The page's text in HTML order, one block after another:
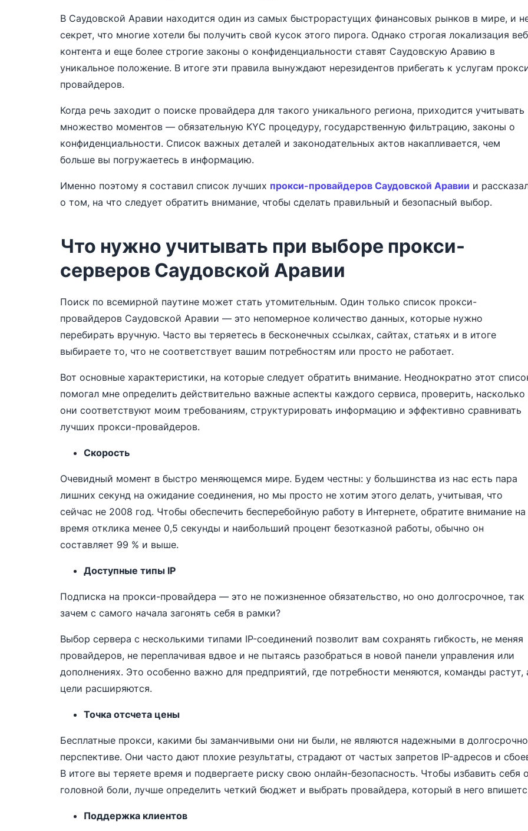
В Саудовской Аравии находится один из самых быстрорастущих финансовых рынков в мире, и
секрет, что многие хотели бы получить свой кусок этого пирога. Однако строгая локализация
контента и еще более строгие законы о конфиденциальности ставят Саудовскую Аравию в
уникальное положение. В итоге эти правила вынуждают нерезидентов прибегать к услугам
провайдеров.
Когда речь заходит о поиске провайдера для такого уникального региона, приходится учитывать
множество моментов — обязательную KYС процедуру, государственную фильтрацию, законы о
конфиденциальности. Список важных деталей и законодательных актов накапливается, чем
больше вы погружаетесь в информацию.
Именно поэтому я составил список лучших прокси-провайдеров Саудовской Аравии и
о том, на что следует обратить внимание, чтобы сделать правильный и безопасный выбор.
Что нужно учитывать при выборе прокси-
серверов Саудовской Аравии
Поиск по всемирной паутине может стать утомительным. Один только список прокси-
провайдеров Саудовской Аравии — это непомерное количество данных, которые нужно
перебирать вручную. Часто вы теряетесь в бесконечных ссылках, сайтах, статьях и в итоге
выбираете то, что не соответствует вашим потребностям или просто не работает.
Вот основные характеристики, на которые следует обратить внимание. Неоднократно этот
помогал мне определить действительно важные аспекты каждого сервиса, проверить, насколько
они соответствуют моим требованиям, структурировать информацию и эффективно сравнивать
лучших прокси-провайдеров.
Скорость
Очевидный момент в быстро меняющемся мире. Будем честны: у большинства из нас есть пара
лишних секунд на ожидание соединения, но мы просто не хотим этого делать, учитывая, что
сейчас не 2008 год. Чтобы обеспечить бесперебойную работу в Интернете, обратите внимание на
время отклика менее 0,5 секунды и наибольший процент безотказной работы, обычно он
составляет 99 % и выше.
Доступные типы IP
Подписка на прокси-провайдера — это не пожизненное обязательство, но оно долгосрочное, так
зачем с самого начала загонять себя в рамки?
Выбор сервера с несколькими типами IP-соединений позволит вам сохранять гибкость, не меняя
провайдеров, не переплачивая вдвое и не пытаясь разобраться в новой панели управления или
дополнениях. Это особенно важно для предприятий, где потребности меняются, команды растут,
цели расширяются.
Точка отсчета цены
Бесплатные прокси, какими бы заманчивыми они ни были, не являются надежными в
перспективе. Они часто дают плохие результаты, страдают от частых запретов IP-адресов и
В итоге вы теряете время и подвергаете риску свою онлайн-безопасность. Чтобы избавить себя
головной боли, лучше определить четкий бюджет и выбрать провайдера, который в него
Поддержка клиентов